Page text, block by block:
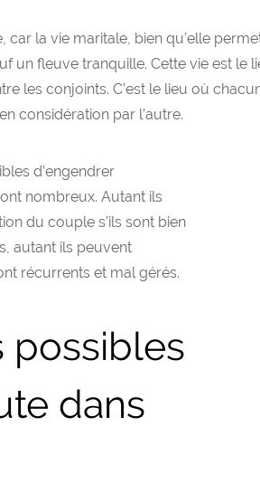
car la vie maritale, bien qu’elle
un fleuve tranquille. Cette vie est le
les conjoints. C’est le lieu où
considération par l’autre.
d’engendrer
nombreux. Autant ils
du couple s’ils sont bien
autant ils peuvent
récurrents et mal gérés.
possibles
dans